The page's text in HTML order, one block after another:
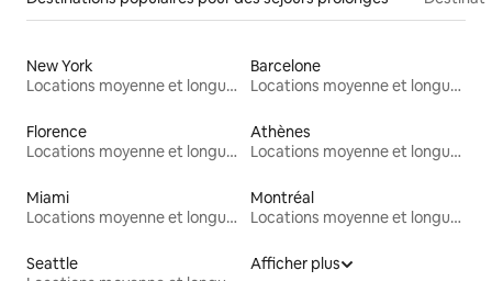
New York
Locations moyenne et longue durée
Barcelone
Locations moyenne et longue durée
Florence
Locations moyenne et longue durée
Athènes
Locations moyenne et longue durée
Miami
Locations moyenne et longue durée
Montréal
Locations moyenne et longue durée
Seattle
Afficher plus